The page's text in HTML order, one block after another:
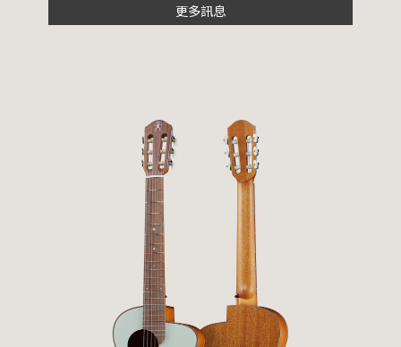
更多訊息